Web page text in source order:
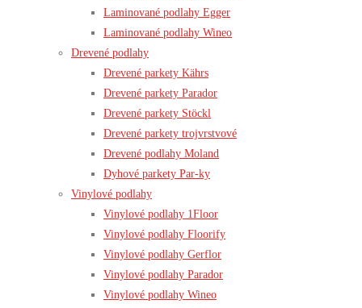
Laminované podlahy Egger
Laminované podlahy Wineo
Drevené podlahy
Drevené parkety Kährs
Drevené parkety Parador
Drevené parkety Stöckl
Drevené parkety trojvrstvové
Drevené podlahy Moland
Dyhové parkety Par-ky
Vinylové podlahy
Vinylové podlahy 1Floor
Vinylové podlahy Floorify
Vinylové podlahy Gerflor
Vinylové podlahy Parador
Vinylové podlahy Wineo